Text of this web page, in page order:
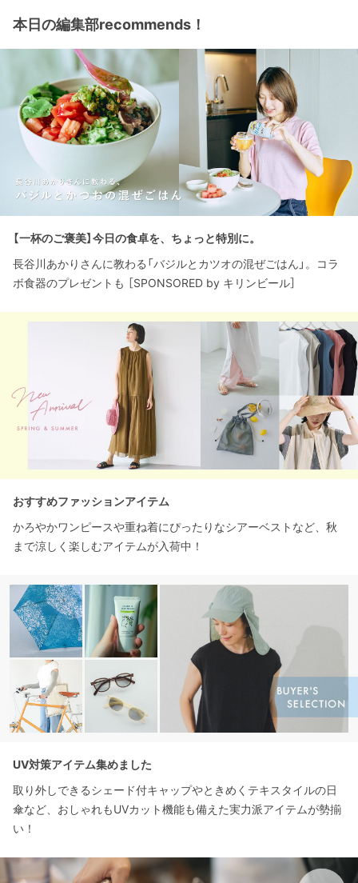
本日の編集部recommends！
【一杯のご褒美】今日の食卓を、ちょっと特別に。
長谷川あかりさんに教わる「バジルとカツオの混ぜごはん」。コラ
ボ食器のプレゼントも ［SPONSORED by キリンビール］
おすすめファッションアイテム
かろやかワンピースや重ね着にぴったりなシアーベストなど、秋
まで涼しく楽しむアイテムが入荷中！
UV対策アイテム集めました
取り外しできるシェード付キャップやときめくテキスタイルの日
傘など、おしゃれもUVカット機能も備えた実力派アイテムが勢揃
い！